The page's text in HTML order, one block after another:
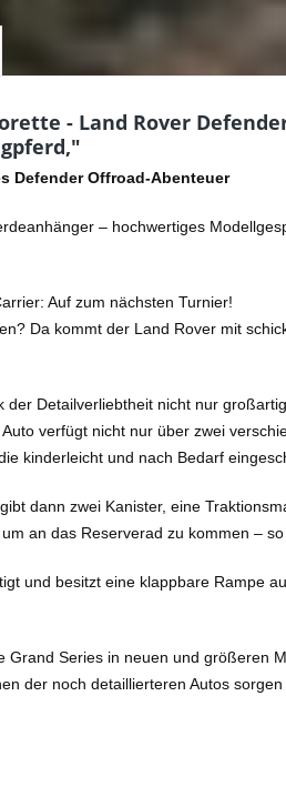
- Land Rover
Defender Offroad-Abenteuer
– hochwertiges
Auf zum nächsten Turnier!
Da kommt der Land Rover mit
Detailverliebtheit nicht nur
verfügt nicht nur über zwei
kinderleicht und nach Bedarf
dann zwei Kanister, eine
an das Reserverad zu kommen –
und besitzt eine klappbare Rampe
Grand Series in neuen und größeren
der noch detaillierteren Autos